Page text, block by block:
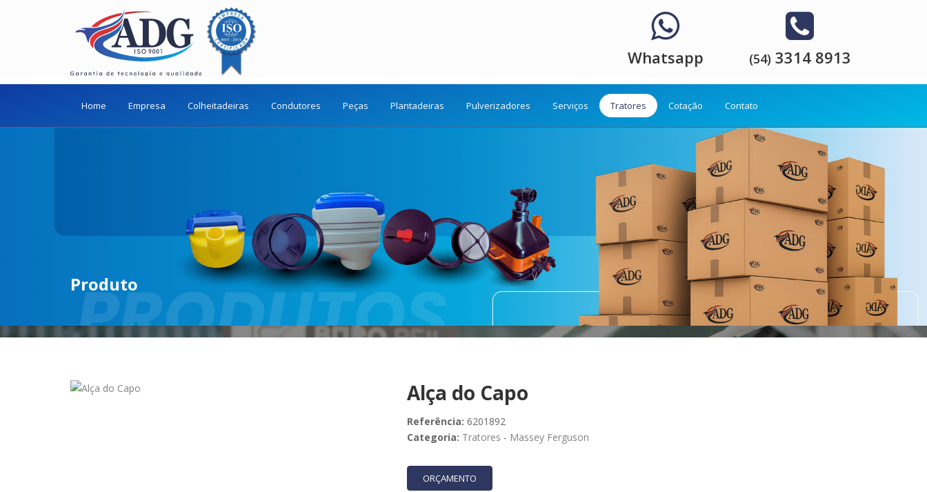
Whatsapp (54) 3314 8913
Home Empresa Colheitadeiras Condutores Peças Plantadeiras Pulverizadores Serviços Tratores Cotação Contato
Produto
Alça do Capo
Referência: 6201892
Categoria: Tratores - Massey Ferguson
ORÇAMENTO